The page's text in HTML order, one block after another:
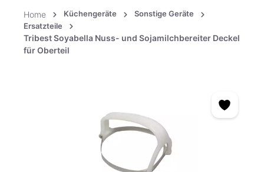
Home Küchengeräte
Sonstige Geräte
Ersatzteile
Tribest Soyabella Nuss- und Sojamilchbereiter Deckel
für Oberteil